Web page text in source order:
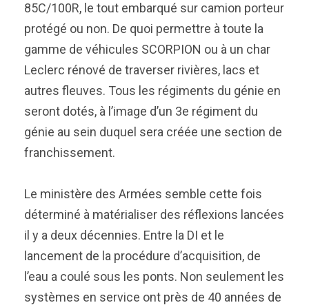
85C/100R, le tout embarqué sur camion porteur
protégé ou non. De quoi permettre à toute la
gamme de véhicules SCORPION ou à un char
Leclerc rénové de traverser rivières, lacs et
autres fleuves. Tous les régiments du génie en
seront dotés, à l’image d’un 3e régiment du
génie au sein duquel sera créée une section de
franchissement.
Le ministère des Armées semble cette fois
déterminé à matérialiser des réflexions lancées
il y a deux décennies. Entre la DI et le
lancement de la procédure d’acquisition, de
l’eau a coulé sous les ponts. Non seulement les
systèmes en service ont près de 40 années de